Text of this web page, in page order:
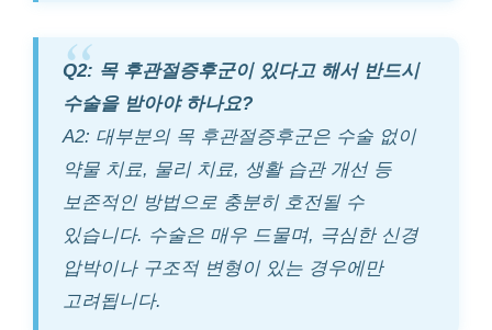
Q2: 목 후관절증후군이 있다고 해서 반드시
수술을 받아야 하나요?
A2: 대부분의 목 후관절증후군은 수술 없이
약물 치료, 물리 치료, 생활 습관 개선 등
보존적인 방법으로 충분히 호전될 수
있습니다. 수술은 매우 드물며, 극심한 신경
압박이나 구조적 변형이 있는 경우에만
고려됩니다.